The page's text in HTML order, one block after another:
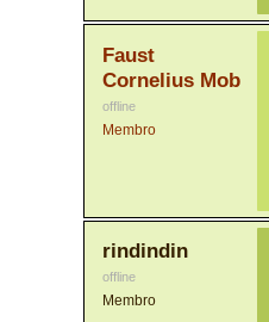
Faust
Cornelius Mob
offline
Membro
rindindin
offline
Membro